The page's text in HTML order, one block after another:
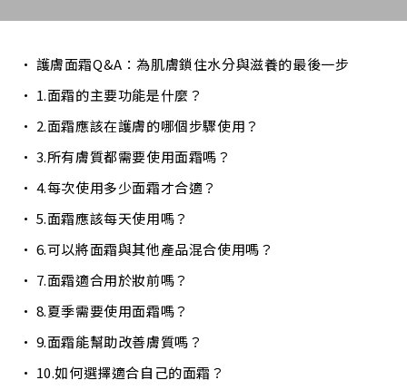
護膚面霜Q&A：為肌膚鎖住水分與滋養的最後一步
1.面霜的主要功能是什麼？
2.面霜應該在護膚的哪個步驟使用？
3.所有膚質都需要使用面霜嗎？
4.每次使用多少面霜才合適？
5.面霜應該每天使用嗎？
6.可以將面霜與其他產品混合使用嗎？
7.面霜適合用於妝前嗎？
8.夏季需要使用面霜嗎？
9.面霜能幫助改善膚質嗎？
10.如何選擇適合自己的面霜？